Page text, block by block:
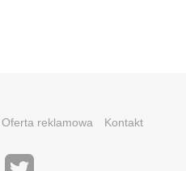
Oferta reklamowa Kontakt